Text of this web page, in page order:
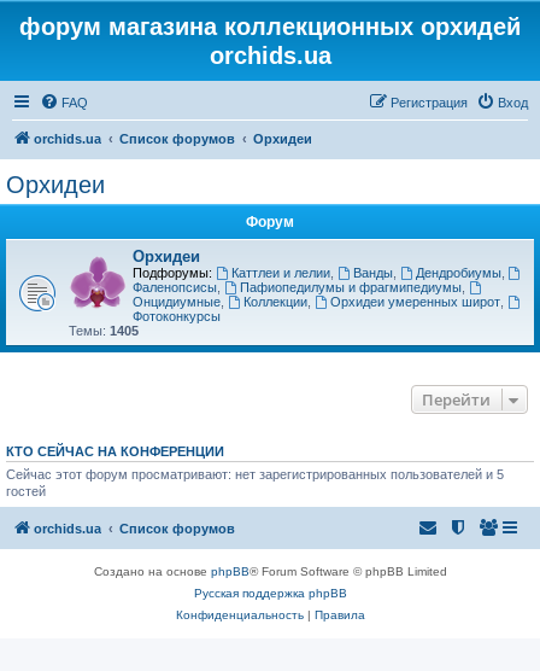
форум магазина коллекционных орхидей
orchids.ua
FAQ Вход
Регистрация
orchids.ua Список форумов Орхидеи
Орхидеи
Форум
Орхидеи
Подфорумы: Каттлеи и лелии, Ванды, Дендробиумы,
Фаленопсисы
Пафиопедилумы и фрагмипедиумы,
Онцидиумные
Коллекции, Орхидеи умеренных широт,
Фотоконкурсы
Темы: 1405
Перейти
КТО СЕЙЧАС НА КОНФЕРЕНЦИИ
Сейчас этот форум просматривают: нет зарегистрированных пользователей и 5
гостей
orchids.ua Список форумов
Создано на основе phpBB® Forum Software © phpBB Limited
Русская поддержка phpBB
Конфиденциальность| Правила